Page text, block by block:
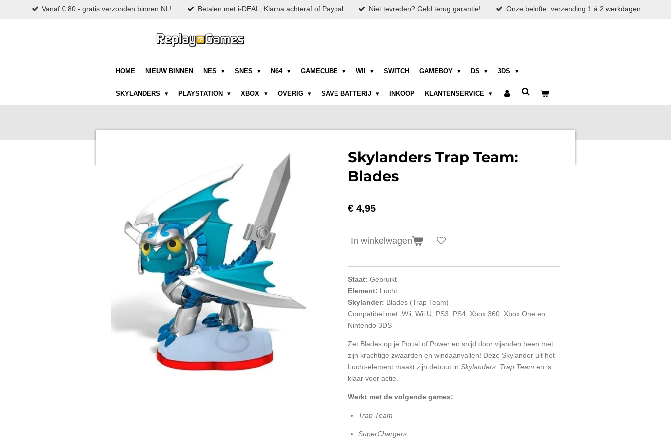
Vanaf € 80,- gratis verzonden binnen NL! Betalen met i-DEAL, Klarna achteraf of Paypal Niet tevreden? Geld terug garantie! Onze belofte: verzending 1 á 2 werkdagen
HOME NIEUW BINNEN NES SNES N64 GAMECUBE WII SWITCH GAMEBOY DS 3DS
SKYLANDERS PLAYSTATION XBOX OVERIG SAVE BATTERIJ INKOOP KLANTENSERVICE
Skylanders Trap Team:
Blades
€ 4,95
In winkelwagen
Staat: Gebruikt
Element: Lucht
Skylander: Blades (Trap Team)
Compatibel met: Wii, Wii U, PS3, PS4, Xbox 360, Xbox One en
Nintendo 3DS
Zet Blades op je Portal of Power en snijd door vijanden heen met
zijn krachtige zwaarden en windaanvallen! Deze Skylander uit het
Lucht-element maakt zijn debuut in Skylanders: Trap Team en is
klaar voor actie.
Werkt met de volgende games:
Trap Team
SuperChargers